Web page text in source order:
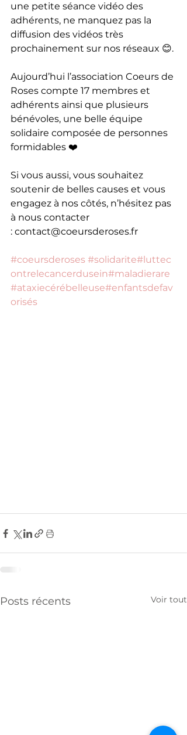
une petite séance vidéo des
adhérents, ne manquez pas la
diffusion des vidéos très
prochainement sur nos réseaux 😊.
Aujourd’hui l’association Coeurs de
Roses compte 17 membres et
adhérents ainsi que plusieurs
bénévoles, une belle équipe
solidaire composée de personnes
formidables ❤️
Si vous aussi, vous souhaitez
soutenir de belles causes et vous
engagez à nos côtés, n’hésitez pas
à nous contacter
: contact@coeursderoses.fr
#coeursderoses #solidarite#luttec
ontrelecancerdusein#maladierare
#ataxiecérébelleuse#enfantsdefav
orisés
Posts récents Voir tout